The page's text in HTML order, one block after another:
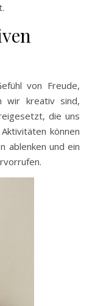
von Freude,
wir kreativ sind,
die uns
können
ablenken und ein